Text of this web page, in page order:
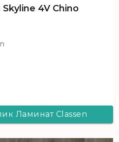
4V Chino
цена
11800 ₸.
Ламинат Classen